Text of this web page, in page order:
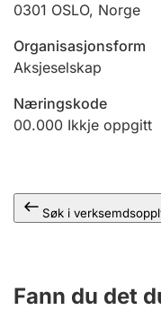
0301 OSLO, Norge
Organisasjonsform
Aksjeselskap
Næringskode
00.000 Ikkje oppgitt
Søk i
Fann du det